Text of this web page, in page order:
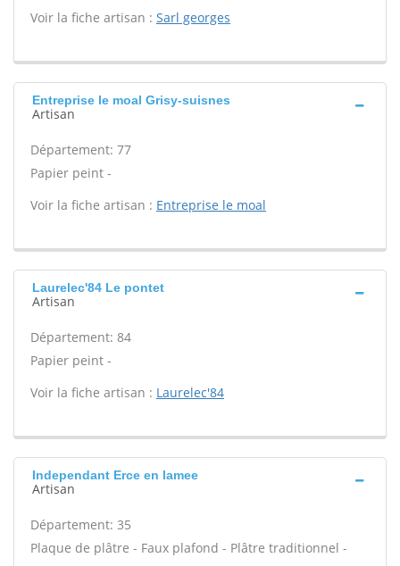
Voir la fiche artisan : Sarl georges
Entreprise le moal Grisy-suisnes
Artisan
Département: 77
Papier peint -
Voir la fiche artisan : Entreprise le moal
Laurelec'84 Le pontet
Artisan
Département: 84
Papier peint -
Voir la fiche artisan : Laurelec'84
Independant Erce en lamee
Artisan
Département: 35
Plaque de plâtre - Faux plafond - Plâtre traditionnel -